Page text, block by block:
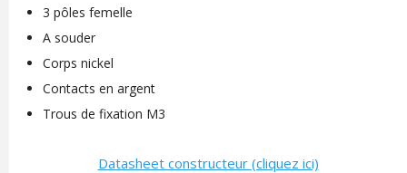
3 pôles femelle
A souder
Corps nickel
Contacts en argent
Trous de fixation M3
Datasheet constructeur (cliquez ici)